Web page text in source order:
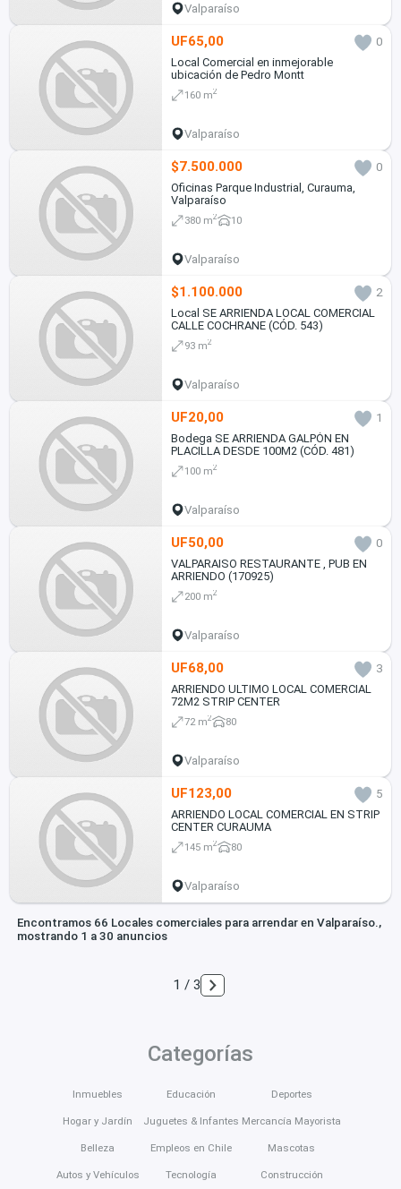
Valparaíso
UF65,00
0
Local Comercial en inmejorable
ubicación de Pedro Montt
160 m2
Valparaíso
$7.500.000
0
Oficinas Parque Industrial, Curauma,
Valparaíso
380 m2 10
Valparaíso
$1.100.000
2
Local SE ARRIENDA LOCAL COMERCIAL
CALLE COCHRANE (CÓD. 543)
93 m2
Valparaíso
UF20,00
1
Bodega SE ARRIENDA GALPÓN EN
PLACILLA DESDE 100M2 (CÓD. 481)
100 m2
Valparaíso
UF50,00
0
VALPARAISO RESTAURANTE , PUB EN
ARRIENDO (170925)
200 m2
Valparaíso
UF68,00
3
ARRIENDO ULTIMO LOCAL COMERCIAL
72M2 STRIP CENTER
72 m2 80
Valparaíso
UF123,00
5
ARRIENDO LOCAL COMERCIAL EN STRIP
CENTER CURAUMA
145 m2 80
Valparaíso
Encontramos 66 Locales comerciales para arrendar en Valparaíso.,
mostrando 1 a 30 anuncios
1 / 3
Categorías
Inmuebles
Hogar y Jardín
Belleza
Autos y Vehículos
Educación
Juguetes & Infantes
Empleos en Chile
Tecnología
Deportes
Mercancía Mayorista
Mascotas
Construcción